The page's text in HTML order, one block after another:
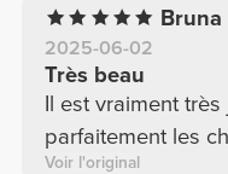
Bruna
2025-06-02
Très beau
Il est vraiment
parfaitement les
Voir l'original